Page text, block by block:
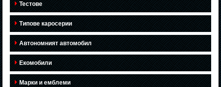
Тестове
Типове каросерии
Автономният автомобил
Екомобили
Марки и емблеми